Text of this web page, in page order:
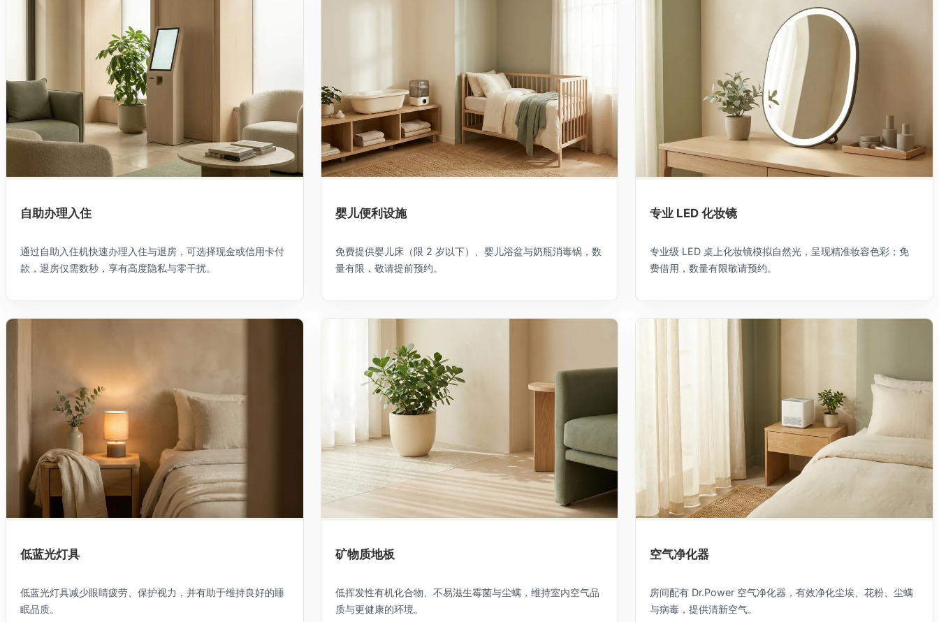
自助办理入住
通过自助入住机快速办理入住与退房，可选择现金或信用卡付
款，退房仅需数秒，享有高度隐私与零干扰。
婴儿便利设施
免费提供婴儿床（限 2 岁以下）、婴儿浴盆与奶瓶消毒锅，数
量有限，敬请提前预约。
专业 LED 化妆镜
专业级 LED 桌上化妆镜模拟自然光，呈现精准妆容色彩；免
费借用，数量有限敬请预约。
低蓝光灯具
低蓝光灯具减少眼睛疲劳、保护视力，并有助于维持良好的睡
眠品质。
矿物质地板
低挥发性有机化合物、不易滋生霉菌与尘螨，维持室内空气品
质与更健康的环境。
空气净化器
房间配有 Dr.Power 空气净化器，有效净化尘埃、花粉、尘螨
与病毒，提供清新空气。